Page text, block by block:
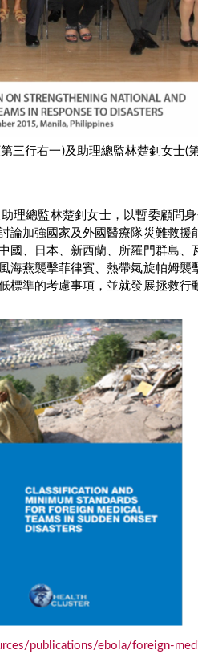
三行右一)及助理總監林楚釗女士(
理總監林楚釗女士，以暫委顧問
論加強國家及外國醫療隊災難救
國、日本、新西蘭、所羅門群島、
海燕襲擊菲律賓、熱帶氣旋帕姆
標準的考慮事項，並就發展拯救行
publications/ebola/foreign-